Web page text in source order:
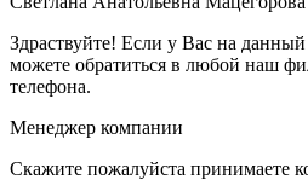
Здраствуйте! Если у Вас на
можете обратиться в любой наш
телефона.
Менеджер компании
Скажите пожалуйста принимаете